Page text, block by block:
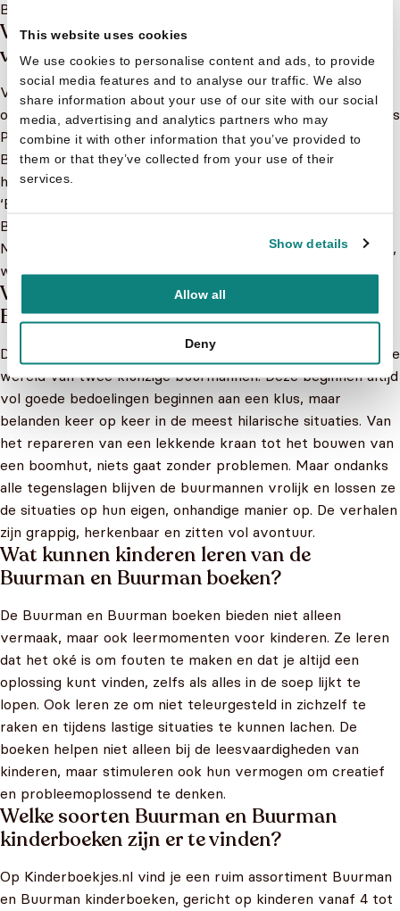
This website uses cookies
We use cookies to personalise content and ads, to provide
social media features and to analyse our traffic. We also
share information about your use of our site with our social
media, advertising and analytics partners who may
combine it with other information that you’ve provided to
them or that they’ve collected from your use of their
services.
Show details
Allow all
Deny
Buurman is in de gelijknamige televisieserie.
Waar komt Buurman en Buurman
vandaan?
Voor ons zijn het Buurman en Buurman, maar
oorspronkelijk zijn de twee vrienden ontstaan in Tsjechië als
Pat en Mat. Dit was bijna 40 jaar geleden. Hoe Buurman en
Buurman in Nederland heten? De twee onhandige klussers
hebben in feite geen naam. Ze spreken elkaar aan met
‘Buur’ of ‘Buurman’. Maar mochten jullie je afvragen hoe
Buurman en Buurman heten; Pat draagt een gele trui en
Mat een rode trui. Ook al worden de namen nooit genoemd,
weet jij nu hoe Buurman en Buurman heten!
Waar gaan de boeken over Buurman en
Buurman over?
De Buurman en Buurman boeken nemen kinderen mee in de
wereld van twee klunzige buurmannen. Deze beginnen altijd
vol goede bedoelingen beginnen aan een klus, maar
belanden keer op keer in de meest hilarische situaties. Van
het repareren van een lekkende kraan tot het bouwen van
een boomhut, niets gaat zonder problemen. Maar ondanks
alle tegenslagen blijven de buurmannen vrolijk en lossen ze
de situaties op hun eigen, onhandige manier op. De verhalen
zijn grappig, herkenbaar en zitten vol avontuur.
Wat kunnen kinderen leren van de
Buurman en Buurman boeken?
De Buurman en Buurman boeken bieden niet alleen
vermaak, maar ook leermomenten voor kinderen. Ze leren
dat het oké is om fouten te maken en dat je altijd een
oplossing kunt vinden, zelfs als alles in de soep lijkt te
lopen. Ook leren ze om niet teleurgesteld in zichzelf te
raken en tijdens lastige situaties te kunnen lachen. De
boeken helpen niet alleen bij de leesvaardigheden van
kinderen, maar stimuleren ook hun vermogen om creatief
en probleemoplossend te denken.
Welke soorten Buurman en Buurman
kinderboeken zijn er te vinden?
Op Kinderboekjes.nl vind je een ruim assortiment Buurman
en Buurman kinderboeken, gericht op kinderen vanaf 4 tot